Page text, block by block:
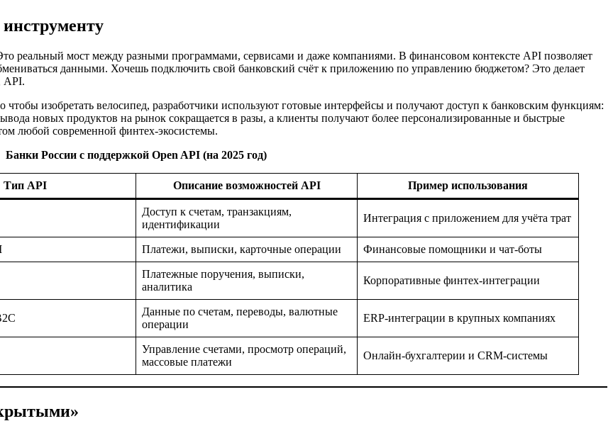
реальный мост между разными программами, сервисами и даже компаниями. В финансовом контексте API позволяет
данными. Хочешь подключить свой банковский счёт к приложению по управлению бюджетом? Это делает
API.
изобретать велосипед, разработчики используют готовые интерфейсы и получают доступ к банковским функциям:
новых продуктов на рынок сокращается в разы, а клиенты получают более персонализированные и быстрые
любой современной финтех-экосистемы.
Банки России с поддержкой Open API (на 2025 год)
Тип API Описание возможностей API Пример использования
Доступ к счетам, транзакциям,
идентификации
Интеграция с приложением для учёта трат
Платежи, выписки, карточные операции Финансовые помощники и чат-боты
Платежные поручения, выписки,
аналитика
Корпоративные финтех-интеграции
Данные по счетам, переводы, валютные
операции
ERP-интеграции в крупных компаниях
Управление счетами, просмотр операций,
массовые платежи
Онлайн-бухгалтерии и CRM-системы